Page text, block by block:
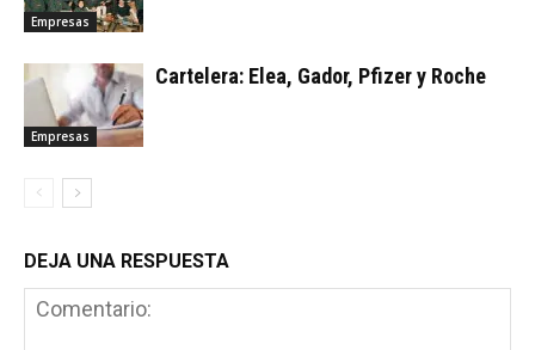
Empresas
Empresas
Cartelera: Elea, Gador, Pfizer y Roche
DEJA UNA RESPUESTA